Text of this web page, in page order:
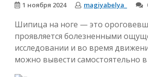
1 ноября 2024 magiyabelya_
Шипица на ноге — это
проявляется болезненными
исследовании и во время
можно вывести самостоятельно